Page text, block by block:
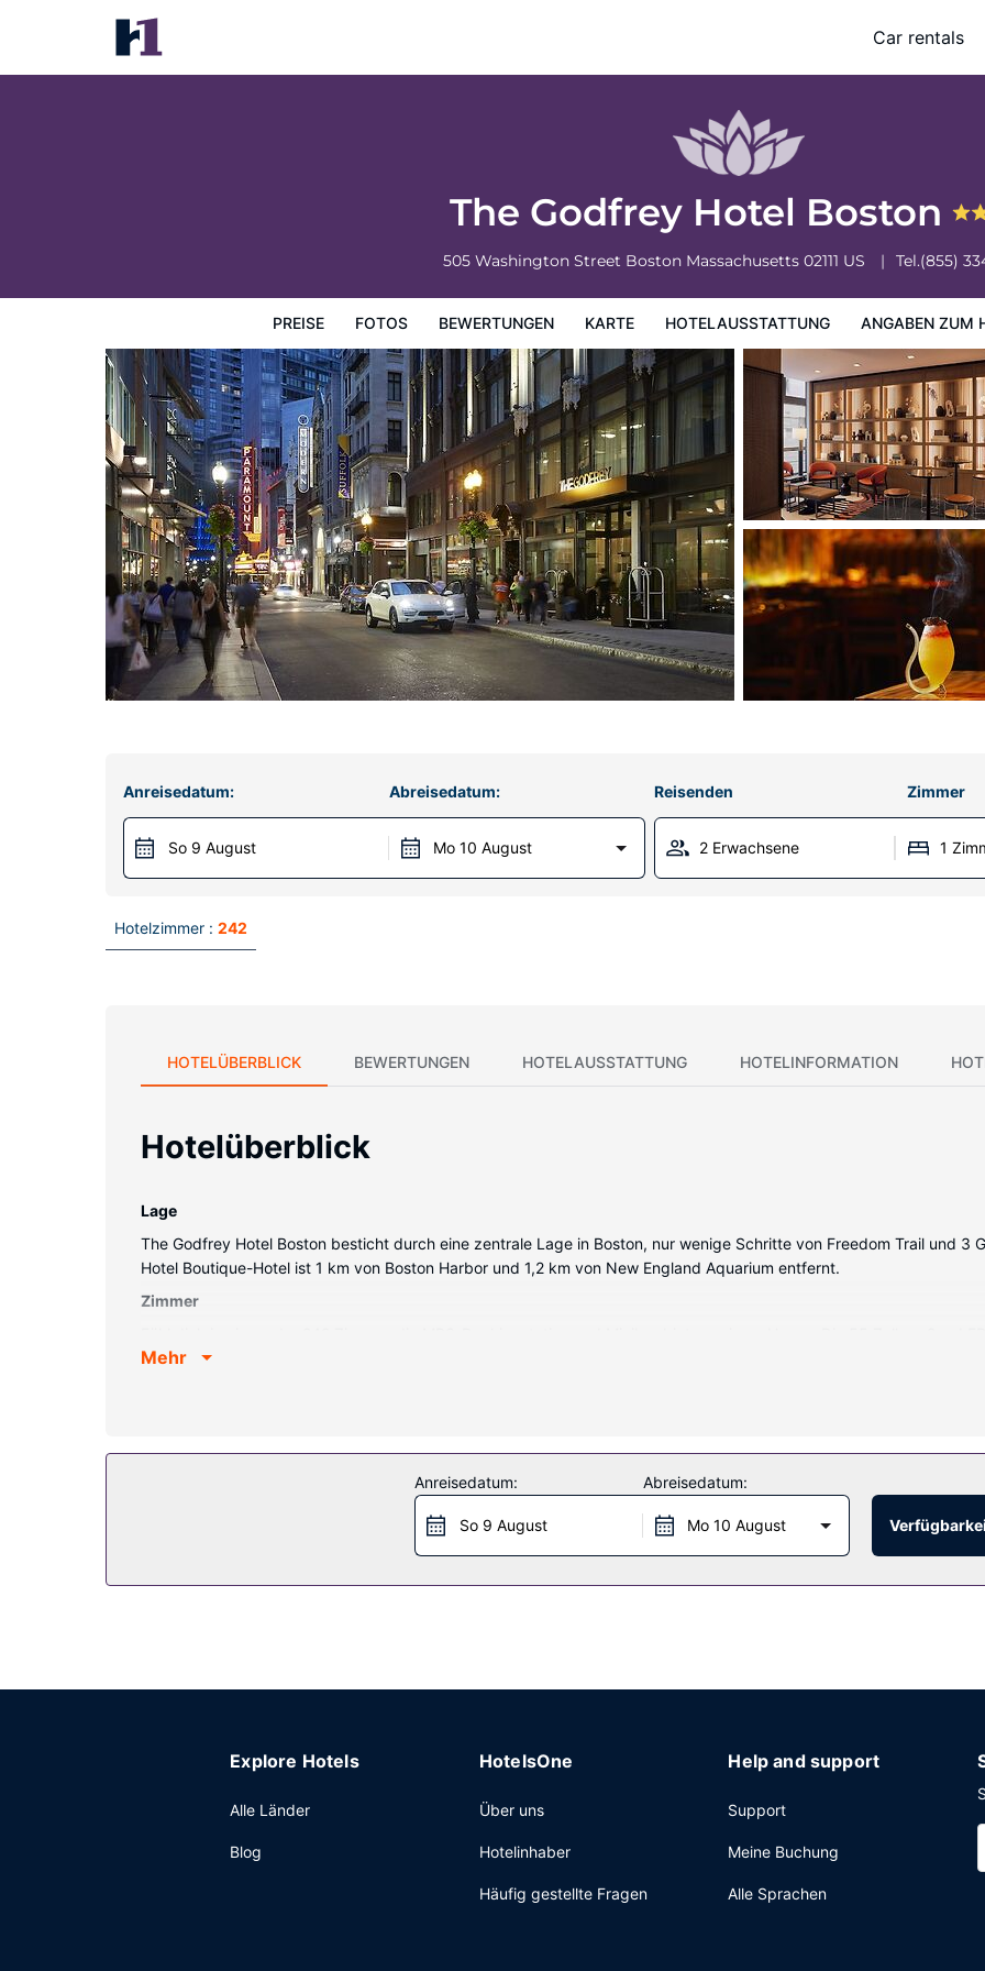
Car rentals
The Godfrey Hotel Boston
505 Washington Street Boston Massachusetts 02111 US Tel.(855)
PREISE FOTOS BEWERTUNGEN KARTE HOTELAUSSTATTUNG ANGABEN ZUM
The Godfrey Hotel Boston
Preise
Anreisedatum:
So 9 August
Abreisedatum:
Mo 10 August
Reisenden Zimmer
2 Erwachsene 1
Hotelzimmer : 242
HOTELÜBERBLICK BEWERTUNGEN HOTELAUSSTATTUNG HOTELINFORMATION
Hotelüberblick
Lage
The Godfrey Hotel Boston besticht durch eine zentrale Lage in Boston, nur wenige Schritte von Freedom Trail und 3
Hotel Boutique-Hotel ist 1 km von Boston Harbor und 1,2 km von New England Aquarium entfernt.
Zimmer
eigene Badezimmer mit Duschen vorhanden, die über Designer-Toilettenartikel und Haartrockner verfügen. Zur
Service und einen Bankettsaal bietet dieses Hotel.
Genieße peruanische Küche im RUKA Restobar, einem ein Restaurant, das eine Bar/Lounge bietet, oder bleib
(bitte Zeiten beachten). Gegen Gebühr wird täglich von 06:30 Uhr bis 12:00 Uhr ein kontinentales Frühstück
Mehr
Anreisedatum:
So 9 August
Abreisedatum:
Mo 10 August
Explore Hotels
Alle Länder
Blog
HotelsOne
Über uns
Hotelinhaber
Häufig gestellte Fragen
Help and support
Support
Meine Buchung
Alle Sprachen